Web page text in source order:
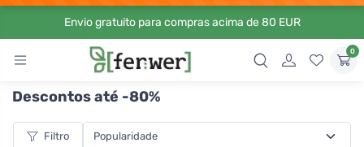
Envio gratuito para compras acima de 80 EUR
0
Descontos até -80%
Filtro